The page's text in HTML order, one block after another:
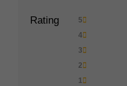
Rating
5
4
3
2
1